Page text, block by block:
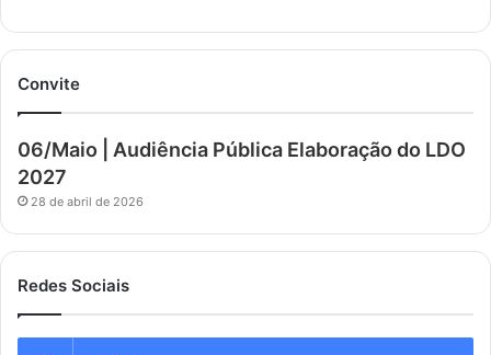
Convite
06/Maio | Audiência Pública Elaboração do LDO
2027
28 de abril de 2026
Redes Sociais